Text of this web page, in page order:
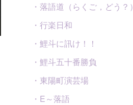
・落語道（らくご，どう？）
・行楽日和
・鯉斗に訊け！！
・鯉斗五十番勝負
・東陽町演芸場
・E～落語